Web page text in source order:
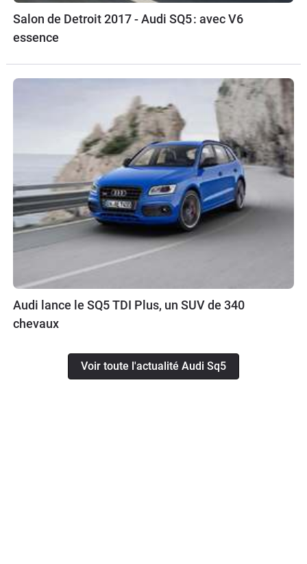
Salon de Detroit 2017 - Audi SQ5 : avec V6
essence
Audi lance le SQ5 TDI Plus, un SUV de 340
chevaux
Voir toute l'actualité Audi Sq5